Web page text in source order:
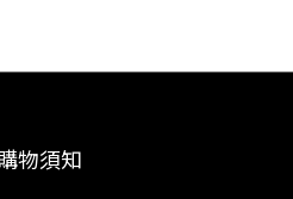
物須知